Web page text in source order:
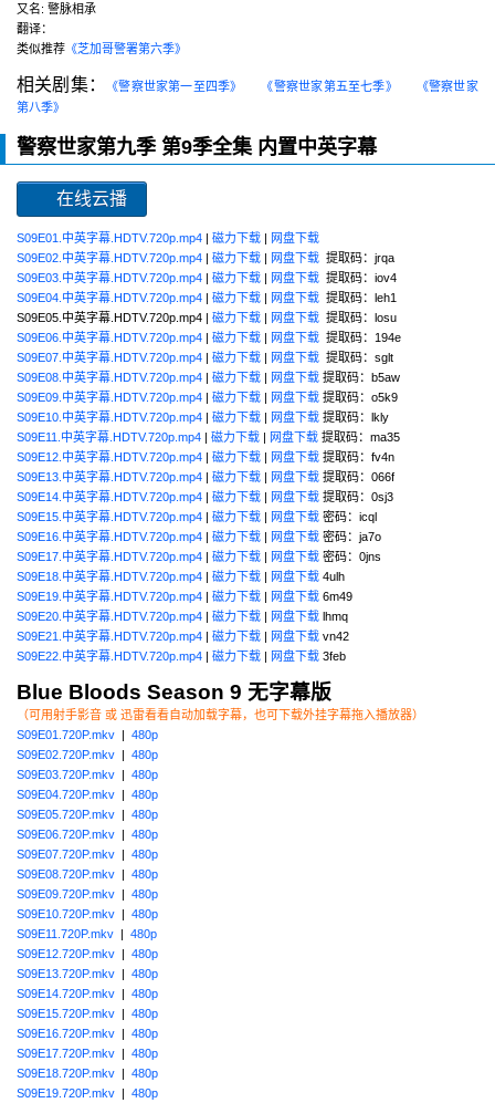
又名: 警脉相承
翻译：
类似推荐 《芝加哥警署第六季》
相关剧集： 《警察世家第一至四季》 《警察世家第五至七季》
《警察世家
第八季》
警察世家第九季 第9季全集 内置中英字幕
在线云播
S09E01.中英字幕.HDTV.720p.mp4 | 磁力下载 | 网盘下载
S09E02.中英字幕.HDTV.720p.mp4 | 磁力下载 | 网盘下载 提取码：jrqa
S09E03.中英字幕.HDTV.720p.mp4 | 磁力下载 | 网盘下载 提取码：iov4
S09E04.中英字幕.HDTV.720p.mp4 | 磁力下载 | 网盘下载 提取码：leh1
S09E05.中英字幕.HDTV.720p.mp4 | 磁力下载 | 网盘下载 提取码：losu
S09E06.中英字幕.HDTV.720p.mp4 | 磁力下载 | 网盘下载 提取码：194e
S09E07.中英字幕.HDTV.720p.mp4 | 磁力下载 | 网盘下载 提取码：sglt
S09E08.中英字幕.HDTV.720p.mp4 | 磁力下载 | 网盘下载 提取码：b5aw
S09E09.中英字幕.HDTV.720p.mp4 | 磁力下载 | 网盘下载 提取码：o5k9
S09E10.中英字幕.HDTV.720p.mp4 | 磁力下载 | 网盘下载 提取码：lkly
S09E11.中英字幕.HDTV.720p.mp4 | 磁力下载 | 网盘下载 提取码：ma35
S09E12.中英字幕.HDTV.720p.mp4 | 磁力下载 | 网盘下载 提取码：fv4n
S09E13.中英字幕.HDTV.720p.mp4 | 磁力下载 | 网盘下载 提取码：066f
S09E14.中英字幕.HDTV.720p.mp4 | 磁力下载 | 网盘下载 提取码：0sj3
S09E15.中英字幕.HDTV.720p.mp4 | 磁力下载 | 网盘下载 密码：icql
S09E16.中英字幕.HDTV.720p.mp4 | 磁力下载 | 网盘下载 密码：ja7o
S09E17.中英字幕.HDTV.720p.mp4 | 磁力下载 | 网盘下载 密码：0jns
S09E18.中英字幕.HDTV.720p.mp4 | 磁力下载 | 网盘下载 4ulh
S09E19.中英字幕.HDTV.720p.mp4 | 磁力下载 | 网盘下载 6m49
S09E20.中英字幕.HDTV.720p.mp4 | 磁力下载 | 网盘下载 lhmq
S09E21.中英字幕.HDTV.720p.mp4 | 磁力下载 | 网盘下载 vn42
S09E22.中英字幕.HDTV.720p.mp4 | 磁力下载 | 网盘下载 3feb
Blue Bloods Season 9 无字幕版
（可用射手影音 或 迅雷看看自动加载字幕，也可下载外挂字幕拖入播放器）
S09E01.720P.mkv | 480p
S09E02.720P.mkv | 480p
S09E03.720P.mkv | 480p
S09E04.720P.mkv | 480p
S09E05.720P.mkv | 480p
S09E06.720P.mkv | 480p
S09E07.720P.mkv | 480p
S09E08.720P.mkv | 480p
S09E09.720P.mkv | 480p
S09E10.720P.mkv | 480p
S09E11.720P.mkv | 480p
S09E12.720P.mkv | 480p
S09E13.720P.mkv | 480p
S09E14.720P.mkv | 480p
S09E15.720P.mkv | 480p
S09E16.720P.mkv | 480p
S09E17.720P.mkv | 480p
S09E18.720P.mkv | 480p
S09E19.720P.mkv | 480p